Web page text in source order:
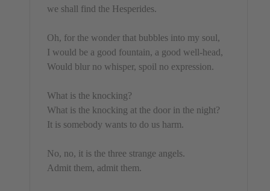
we shall find the Hesperides.
Oh, for the wonder that bubbles into my soul,
I would be a good fountain, a good well-head,
Would blur no whisper, spoil no expression.
What is the knocking?
What is the knocking at the door in the night?
It is somebody wants to do us harm.
No, no, it is the three strange angels.
Admit them, admit them.